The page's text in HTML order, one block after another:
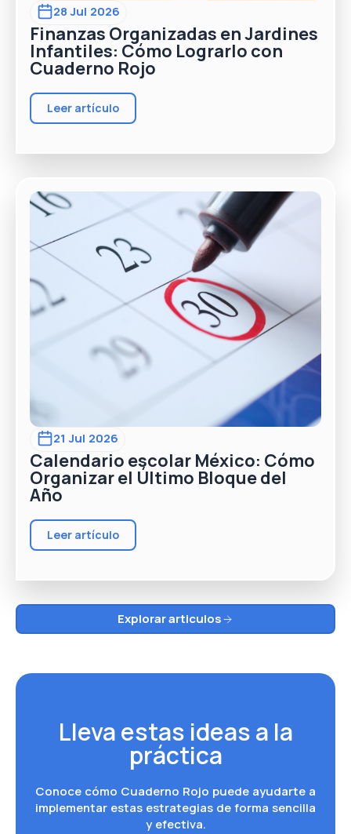
28 Jul 2026
Finanzas Organizadas en Jardines
Infantiles: Cómo Lograrlo con
Cuaderno Rojo
Leer artículo
21 Jul 2026
Calendario escolar México: Cómo
Organizar el Último Bloque del
Año
Leer artículo
Explorar articulos
Lleva estas ideas a la
práctica
Conoce cómo Cuaderno Rojo puede ayudarte a
implementar estas estrategias de forma sencilla
y efectiva.